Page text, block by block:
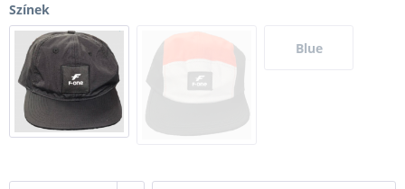
Színek
Blue